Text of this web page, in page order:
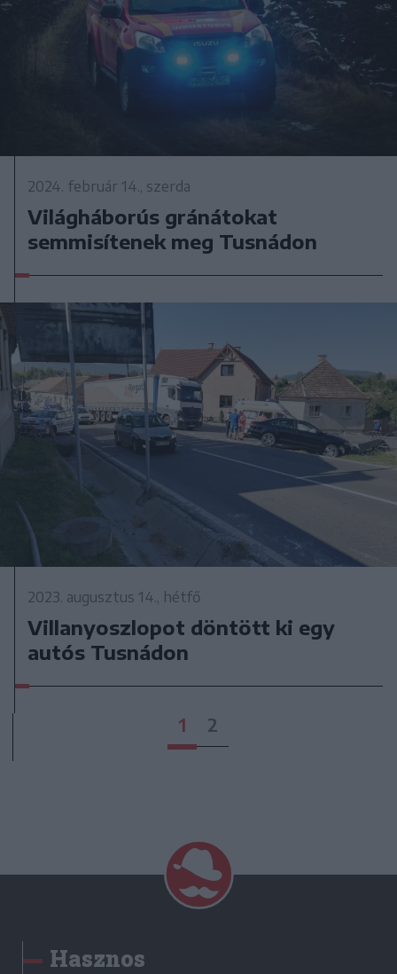
2024. február 14., szerda
Világháborús gránátokat
semmisítenek meg Tusnádon
2023. augusztus 14., hétfő
Villanyoszlopot döntött ki egy
autós Tusnádon
1 2
Hasznos